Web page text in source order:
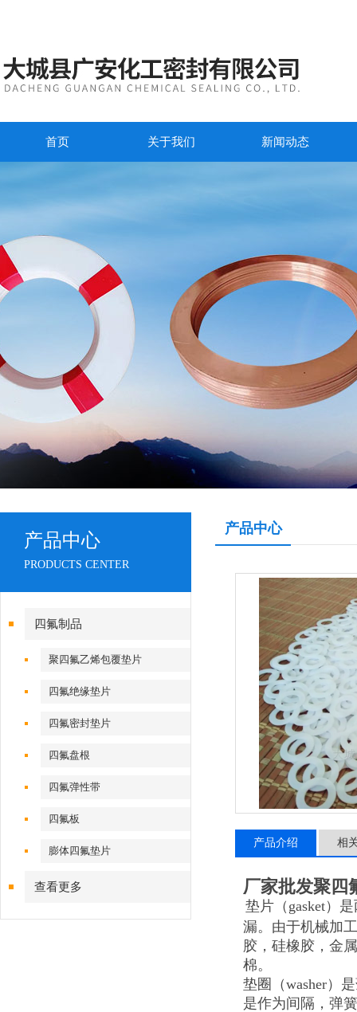
首页 关于我们 新闻动态
产品中心
PRODUCTS CENTER
四氟制品
聚四氟乙烯包覆垫片
四氟绝缘垫片
四氟密封垫片
四氟盘根
四氟弹性带
四氟板
膨体四氟垫片
查看更多
产品中心
产品介绍 相
厂家批发聚四
垫片（gasket）
漏。由于机械加
胶，硅橡胶，金
棉。
垫圈（washer）
是作为间隔，弹